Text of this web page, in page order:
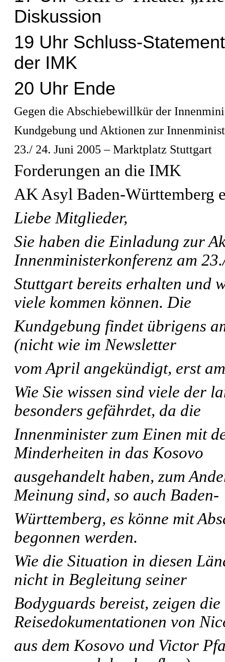
Diskussion
19 Uhr Schluss-
der IMK
20 Uhr Ende
Gegen die Abschiebewillkür der
Kundgebung und Aktionen zur
23./ 24. Juni 2005 – Marktplatz Stuttgart
Forderungen an die IMK
AK Asyl Baden-Württemberg
Liebe Mitglieder,
Sie haben die Einladung zur
Innenministerkonferenz am
Stuttgart bereits erhalten und
viele kommen können. Die
Kundgebung findet übrigens
(nicht wie im Newsletter
vom April angekündigt, erst
Wie Sie wissen sind viele der
besonders gefährdet, da die
Innenminister zum Einen mit
Minderheiten in das Kosovo
ausgehandelt haben, zum
Meinung sind, so auch Baden-
Württemberg, es könne mit
begonnen werden.
Wie die Situation in diesen
nicht in Begleitung seiner
Bodyguards bereist, zeigen
Reisedokumentationen von
aus dem Kosovo und Victor